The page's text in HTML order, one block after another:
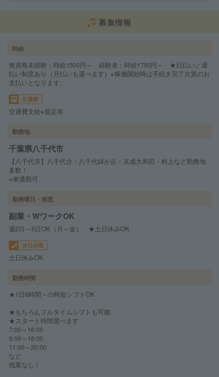
募集情報
時給
無資格未経験：時給1500円～ 経験者：時給1750円～ ★日払い／週
払い制度あり（月払いも選べます）※稼働開始時は手続き完了次第のお
支払いとなります。
交通費
交通費支給※規定有
勤務地
千葉県八千代市
【八千代市】八千代台・八千代緑が丘・京成大和田・村上など勤務地
多数！
※車通勤可
勤務曜日・頻度
副業・WワークOK
週2日～5日OK（月～金） ★土日休みOK
休日休暇
土日休みOK
勤務時間
★1日6時間～の時短シフトOK
★もちろんフルタイムシフトも可能
★スタート時間選べます
7:00～16:00
9:00～18:00
11:00～20:00
など
残業なし！